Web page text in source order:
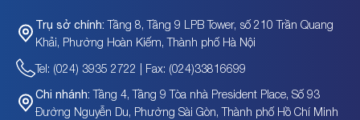
Trụ sở chính: Tầng 8, Tầng 9 LPB Tower, số 210 Trần Quang
Khải, Phường Hoàn Kiếm, Thành phố Hà Nội
Tel: (024) 3935 2722 | Fax: (024)33816699
Chi nhánh: Tầng 4, Tầng 9 Tòa nhà President Place, Số 93
Đường Nguyễn Du, Phường Sài Gòn, Thành phố Hồ Chí Minh